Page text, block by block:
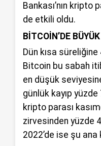
Bankası’nın
de etkili oldu.
BİTCOİN’DE
Dün kısa
Bitcoin bu sabah
en düşük
günlük kayıp yüzde
kripto parası
zirvesinden yüzde
2022’de ise şu